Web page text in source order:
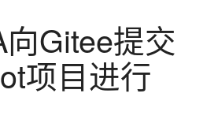
Gitee提交
项目进行